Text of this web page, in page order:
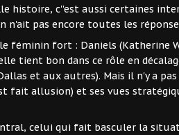
histoire, c''est aussi certaines
n'ait pas encore toutes les
féminin fort : Daniels (Katherine
tient bon dans ce rôle en
et aux autres). Mais il n'y a
fait allusion) et ses vues
celui qui fait basculer la